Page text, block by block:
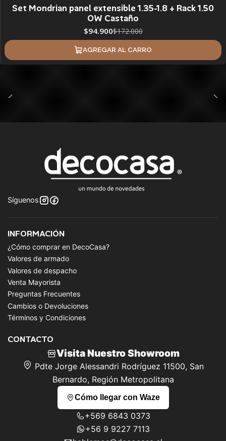
Set Mondrian panel extensible 1.35-1.8 + Rack 1.50
OW Castaño
$94.900$172.000
AGREGAR AL CARRO
Síguenos
INFORMACIÓN
¿Cómo comprar en DecoCasa?
Valores de armado
Valores de despacho
Venta Mayorista
Preguntas Frecuentes
Cambios o Devoluciones
Términos y Condiciones
CONTACTO
Visita Nuestro Showroom
Pdte Jorge Alessandri Rodríguez 11500, San
Bernardo, Región Metropolitana
Cómo llegar con Waze
+569 6843 0373
+56 9 9227 7113